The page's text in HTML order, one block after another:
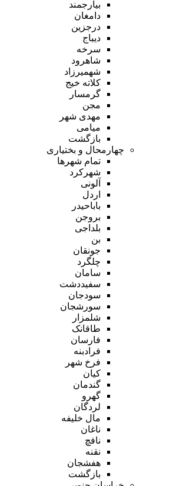
بیارجمند
دامغان
درجزین
دیباج
سرخه
شاهرود
شهمیرزاد
کلاته خیج
گرمسار
مجن
مهدی شهر
میامی
بازگشت
چهارمحال و بختیاری
تمام شهر‌ها
شهرکرد
آلونی
اردل
باباحیدر
بروجن
بلداجی
بن
جونقان
چلگرد
سامان
سفیددشت
سودجان
سورشجان
شلمزار
طاقانک
فارسان
فرادبنه
فرخ شهر
کیان
گندمان
گهرو
لردگان
مال خلیفه
ناغان
نافچ
نقنه
هفشجان
بازگشت